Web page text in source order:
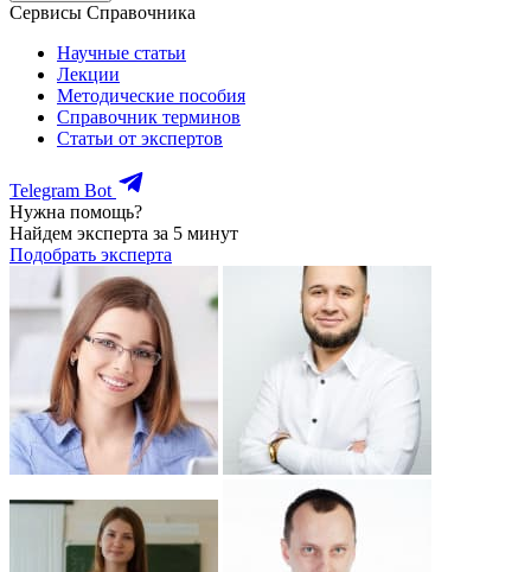
Сервисы Справочника
Научные статьи
Лекции
Методические пособия
Справочник терминов
Статьи от экспертов
Telegram Bot
Нужна помощь?
Найдем эксперта за 5 минут
Подобрать эксперта